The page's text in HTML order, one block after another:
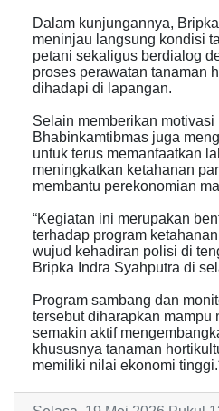
Dalam kunjungannya,
meninjau langsung kondisi
petani sekaligus berdialog
proses perawatan tanaman
dihadapi di lapangan.
Selain memberikan motivasi
Bhabinkamtibmas juga
untuk terus memanfaatkan
meningkatkan ketahanan
membantu perekonomian
“Kegiatan ini merupakan
terhadap program
wujud kehadiran polisi di
Bripka Indra Syahputra di
Program sambang dan
tersebut diharapkan mampu
semakin aktif
khususnya tanaman
memiliki nilai ekonomi